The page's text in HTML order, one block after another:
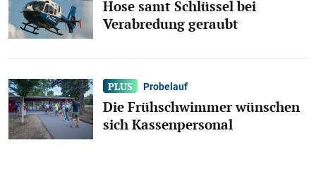
Hose samt Schlüssel bei
Verabredung geraubt
Probelauf
Die Frühschwimmer wünschen
sich Kassenpersonal